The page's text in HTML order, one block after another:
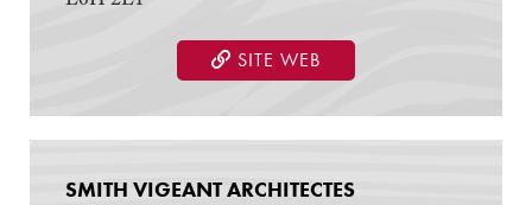
SITE WEB
SMITH VIGEANT ARCHITECTES